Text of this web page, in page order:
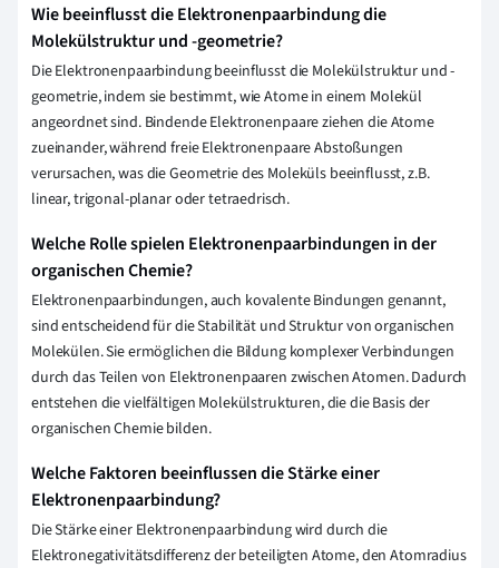
Wie beeinflusst die Elektronenpaarbindung die
Molekülstruktur und -geometrie?
Die Elektronenpaarbindung beeinflusst die Molekülstruktur und -
geometrie, indem sie bestimmt, wie Atome in einem Molekül
angeordnet sind. Bindende Elektronenpaare ziehen die Atome
zueinander, während freie Elektronenpaare Abstoßungen
verursachen, was die Geometrie des Moleküls beeinflusst, z.B.
linear, trigonal-planar oder tetraedrisch.
Welche Rolle spielen Elektronenpaarbindungen in der
organischen Chemie?
Elektronenpaarbindungen, auch kovalente Bindungen genannt,
sind entscheidend für die Stabilität und Struktur von organischen
Molekülen. Sie ermöglichen die Bildung komplexer Verbindungen
durch das Teilen von Elektronenpaaren zwischen Atomen. Dadurch
entstehen die vielfältigen Molekülstrukturen, die die Basis der
organischen Chemie bilden.
Welche Faktoren beeinflussen die Stärke einer
Elektronenpaarbindung?
Die Stärke einer Elektronenpaarbindung wird durch die
Elektronegativitätsdifferenz der beteiligten Atome, den Atomradius